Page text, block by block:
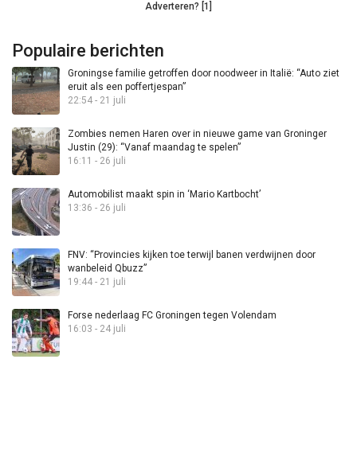
Adverteren? [1]
Populaire berichten
Groningse familie getroffen door noodweer in Italië: “Auto ziet
eruit als een poffertjespan”
22:54 - 21 juli
Zombies nemen Haren over in nieuwe game van Groninger
Justin (29): “Vanaf maandag te spelen”
16:11 - 26 juli
Automobilist maakt spin in ‘Mario Kartbocht’
13:36 - 26 juli
FNV: “Provincies kijken toe terwijl banen verdwijnen door
wanbeleid Qbuzz”
19:44 - 21 juli
Forse nederlaag FC Groningen tegen Volendam
16:03 - 24 juli